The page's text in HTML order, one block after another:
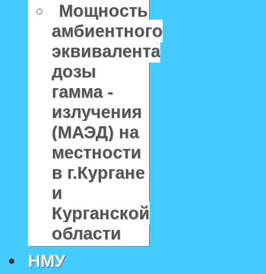
Мощность
амбиентного
эквивалента
дозы
гамма -
излучения
(МАЭД) на
местности
в г.Кургане
и
Курганской
области
НМУ